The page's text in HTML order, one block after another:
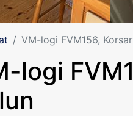
VM-logi FVM156,
logi